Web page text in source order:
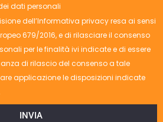
dati personali
dell’Informativa privacy resa ai sensi
679/2016, e di rilasciare il consenso
per le finalità ivi indicate e di essere
di rilascio del consenso a tale
applicazione le disposizioni indicate
INVIA